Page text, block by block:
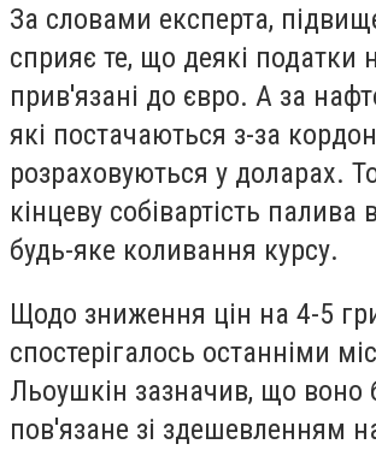
За словами експерта,
сприяє те, що деякі податки
прив'язані до євро. А за
які постачаються з-за
розраховуються у доларах.
кінцеву собівартість палива
будь-яке коливання курсу.
Щодо зниження цін на 4-5
спостерігалось останніми
Льоушкін зазначив, що воно
пов'язане зі здешевленням